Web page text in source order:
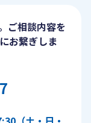
ご相談内容を
お繋ぎしま